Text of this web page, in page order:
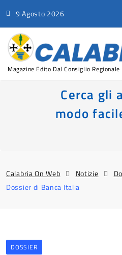
9 Agosto 2026
Magazine Edito Dal Consiglio
Cerca gli
modo
Calabria On Web Notizie
Dossier di Banca Italia
DOSSIER